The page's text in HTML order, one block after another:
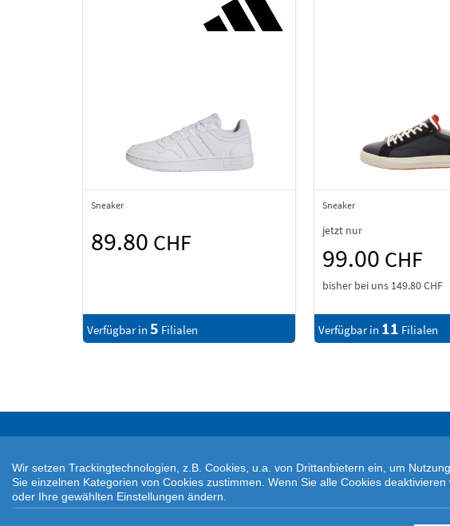
Sneaker
89.80 CHF
Verfügbar in 5 Filialen
Sneaker
jetzt nur
99.00 CHF
bisher bei uns 149.80 CHF
Verfügbar in 11 Filialen
Wir setzen Trackingtechnologien, z.B. Cookies, u.a. von Drittanbietern ein, um
Sie einzelnen Kategorien von Cookies zustimmen. Wenn Sie alle Cookies
oder Ihre gewählten Einstellungen ändern.